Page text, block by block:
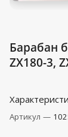
Барабан
ZX180-3,
Артикул —